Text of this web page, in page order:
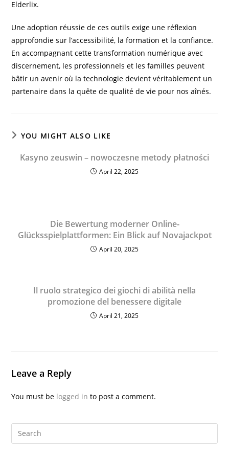
Elderlix.
Une adoption réussie de ces outils exige une réflexion
approfondie sur l’accessibilité, la formation et la confiance.
En accompagnant cette transformation numérique avec
discernement, les professionnels et les familles peuvent
bâtir un avenir où la technologie devient véritablement un
partenaire dans la quête de qualité de vie pour nos aînés.
YOU MIGHT ALSO LIKE
Kasyno zeuswin – nowoczesne metody płatności
April 22, 2025
Die Bewertung moderner Online-
Glücksspielplattformen: Ein Blick auf Novajackpot
April 20, 2025
Il ruolo strategico dei giochi di abilità nella
promozione del benessere digitale
April 21, 2025
Leave a Reply
You must be logged in to post a comment.